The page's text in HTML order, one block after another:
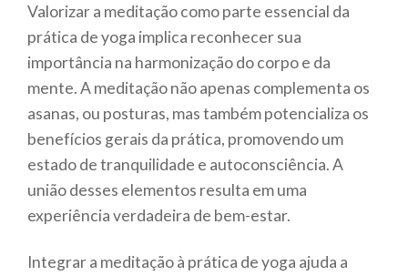
Valorizar a meditação como parte essencial da
prática de yoga implica reconhecer sua
importância na harmonização do corpo e da
mente. A meditação não apenas complementa os
asanas, ou posturas, mas também potencializa os
benefícios gerais da prática, promovendo um
estado de tranquilidade e autoconsciência. A
união desses elementos resulta em uma
experiência verdadeira de bem-estar.
Integrar a meditação à prática de yoga ajuda a